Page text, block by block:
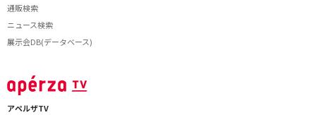
通販検索
ニュース検索
展示会DB(データベース)
アペルザTV